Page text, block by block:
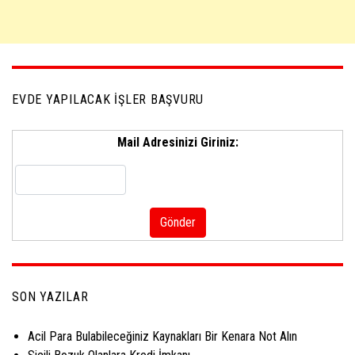
EVDE YAPILACAK İŞLER BAŞVURU
Mail Adresinizi Giriniz:
SON YAZILAR
Acil Para Bulabileceğiniz Kaynakları Bir Kenara Not Alın